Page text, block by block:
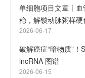
单细胞项目文章丨
稳，解锁动脉粥样
2026-06-17
破解癌症“暗物质”
lncRNA 图谱
2026-06-15